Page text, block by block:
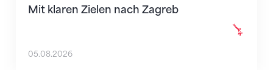
Mit klaren Zielen nach Zagreb
05.08.2026